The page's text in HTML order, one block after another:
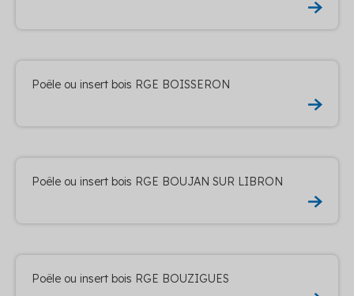
Poêle ou insert bois RGE BOISSERON
Poêle ou insert bois RGE BOUJAN SUR LIBRON
Poêle ou insert bois RGE BOUZIGUES